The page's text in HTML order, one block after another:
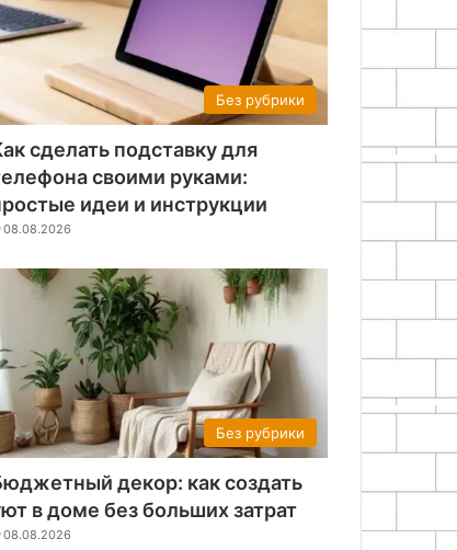
Без рубрики
сделать подставку для
своими руками:
идеи и инструкции
08.08.2026
Без рубрики
декор: как создать
в доме без больших затрат
08.08.2026